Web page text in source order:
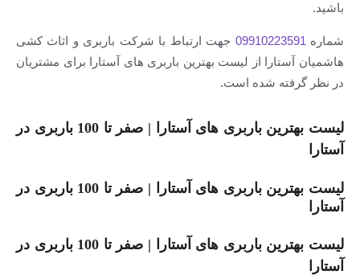
باشید.
شماره 09910223591 جهت ارتباط با شرکت باربری و اثاث کشی
هاشمیان آستارا از لیست بهترین باربری های آستارا برای مشتریان
در نظر گرفته شده است.
لیست بهترین باربری های آستارا | صفر تا 100 باربری در
آستارا
لیست بهترین باربری های آستارا | صفر تا 100 باربری در
آستارا
لیست بهترین باربری های آستارا | صفر تا 100 باربری در
آستارا